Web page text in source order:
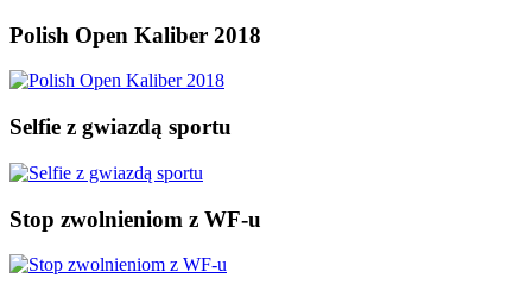
Polish Open Kaliber 2018
Selfie z gwiazdą sportu
Stop zwolnieniom z WF-u